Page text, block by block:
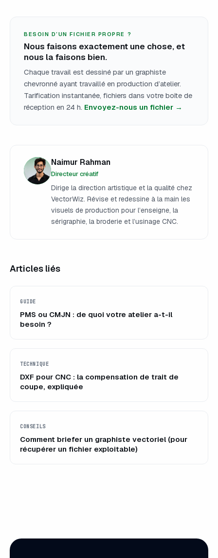
BESOIN D’UN FICHIER PROPRE ?
Nous faisons exactement une chose, et
nous la faisons bien.
Chaque travail est dessiné par un graphiste
chevronné ayant travaillé en production d’atelier.
Tarification instantanée, fichiers dans votre boîte de
réception en 24 h. Envoyez-nous un fichier →
Naimur Rahman
Directeur créatif
Dirige la direction artistique et la qualité chez
VectorWiz. Révise et redessine à la main les
visuels de production pour l’enseigne, la
sérigraphie, la broderie et l’usinage CNC.
Articles liés
GUIDE
PMS ou CMJN : de quoi votre atelier a-t-il
besoin ?
TECHNIQUE
DXF pour CNC : la compensation de trait de
coupe, expliquée
CONSEILS
Comment briefer un graphiste vectoriel (pour
récupérer un fichier exploitable)